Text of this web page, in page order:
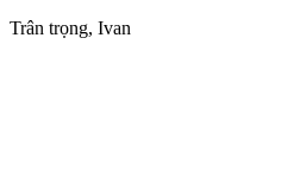
Trân trọng, Ivan